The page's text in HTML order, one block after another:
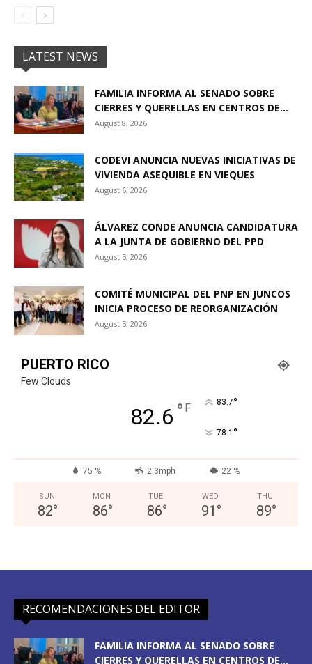
LATEST NEWS
FAMILIA INFORMA AL SENADO SOBRE
CIERRES Y QUERELLAS EN CENTROS DE...
August 8, 2026
CODEVI ANUNCIA NUEVAS INICIATIVAS DE
VIVIENDA ASEQUIBLE EN VIEQUES
August 6, 2026
ÁLVAREZ CONDE ANUNCIA CANDIDATURA
A LA JUNTA DE GOBIERNO DEL PPD
August 5, 2026
COMITÉ MUNICIPAL DEL PNP EN JUNCOS
INICIA PROCESO DE REORGANIZACIÓN
August 5, 2026
PUERTO RICO
Few Clouds
82.6 ° F 83.7°
78.1 °
75 % 2.3mph 22 %
SUN
82°
MON
86°
TUE
86°
WED
91 °
THU
89°
RECOMENDACIONES DEL EDITOR
FAMILIA INFORMA AL SENADO SOBRE
CIERRES Y QUERELLAS EN CENTROS DE...